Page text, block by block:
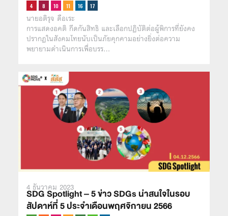
นายอติรุจ ดือเระ
การแสดงอคติ กีดกันสิทธิ และเลือกปฏิบัติต่อผู้พิการที่ยังคง
ปรากฏในสังคมไทยนับเป็นภัยคุกคามอย่างยิ่งต่อความ
พยายามดำเนินการเพื่อบรร…
4 ธันวาคม 2023
SDG Spotlight – 5 ข่าว SDGs น่าสนใจในรอบ
สัปดาห์ที่ 5 ประจำเดือนพฤศจิกายน 2566